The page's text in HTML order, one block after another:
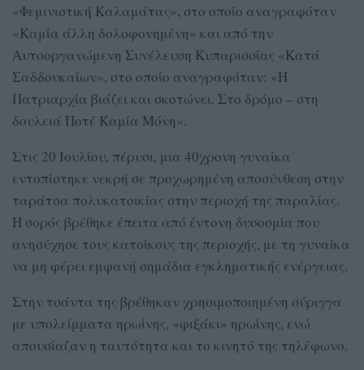
«Φεμινιστική Καλαμάτας», στο οποίο αναγραφόταν
«Καμία άλλη δολοφονημένη» και από την
Αυτοοργανώμενη Συνέλευση Κυπαρισσίας «Κατά
Σαδδουκαίων», στο οποίο αναγραφόταν: «Η
Πατριαρχία βιάζει και σκοτώνει. Στο δρόμο – στη
δουλειά Ποτέ Καμία Μόνη».
Στις 20 Ιουλίου, πέρυσι, μια 40χρονη γυναίκα
εντοπίστηκε νεκρή σε προχωρημένη αποσύνθεση στην
ταράτσα πολυκατοικίας στην περιοχή της παραλίας.
Η σορός βρέθηκε έπειτα από έντονη δυσοσμία που
ανησύχησε τους κατοίκους της περιοχής, με τη γυναίκα
να μη φέρει εμφανή σημάδια εγκληματικής ενέργειας.
Στην τσάντα της βρέθηκαν χρησιμοποιημένη σύριγγα
με υπολείμματα ηρωίνης, «φιξάκι» ηρωίνης, ενώ
απουσίαζαν η ταυτότητα και το κινητό της τηλέφωνο.